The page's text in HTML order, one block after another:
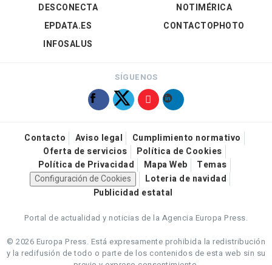
DESCONECTA
EPDATA.ES
INFOSALUS
NOTIMÉRICA
CONTACTOPHOTO
SÍGUENOS
Contacto Aviso legal
Cumplimiento normativo
Oferta de servicios
Política de Cookies
Política de Privacidad
Mapa Web
Temas
Configuración de Cookies
Loteria de navidad
Publicidad estatal
Portal de actualidad y noticias de la Agencia Europa Press.
© 2026 Europa Press. Está expresamente prohibida la redistribución
y la redifusión de todo o parte de los contenidos de esta web sin su